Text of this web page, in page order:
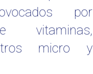
por
vitaminas,
micro y